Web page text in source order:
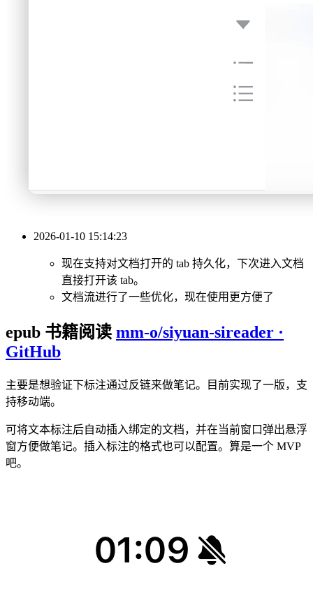
2026-01-10 15:14:23
现在支持对文档打开的 tab 持久化，下次进入文档
直接打开该 tab。
文档流进行了一些优化，现在使用更方便了
epub 书籍阅读 mm-o/siyuan-sireader ·
GitHub
主要是想验证下标注通过反链来做笔记。目前实现了一版，支
持移动端。
可将文本标注后自动插入绑定的文档，并在当前窗口弹出悬浮
窗方便做笔记。插入标注的格式也可以配置。算是一个 MVP
吧。